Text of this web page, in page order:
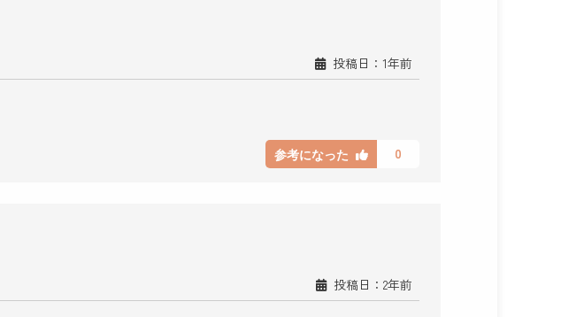
投稿日：1年前
参考になった 0
投稿日：2年前